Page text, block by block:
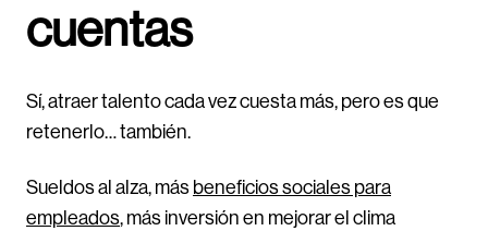
cuentas
Sí, atraer talento cada vez cuesta más, pero es que
retenerlo… también.
Sueldos al alza, más beneficios sociales para
empleados, más inversión en mejorar el clima